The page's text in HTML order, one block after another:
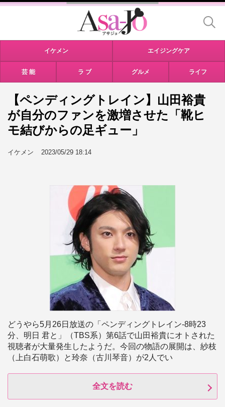
イケメン エイジングケア
芸 能 ラ ブ グルメ ライフ
【ペンディングトレイン】山田裕貴
が自分のファンを激増させた「靴ヒ
モ結びからの足ギュー」
イケメン 2023/05/29 18:14
どうやら5月26日放送の「ペンディングトレイン‐8時23
分、明日 君と」（TBS系）第6話で山田裕貴にオトされた
視聴者が大量発生したようだ。今回の物語の展開は、紗枝
（上白石萌歌）と玲奈（古川琴音）が2人でい
全文を読む